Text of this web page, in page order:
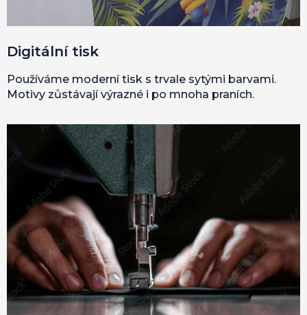
Digitální tisk
Používáme moderní tisk s trvale sytými barvami.
Motivy zůstávají výrazné i po mnoha praních.